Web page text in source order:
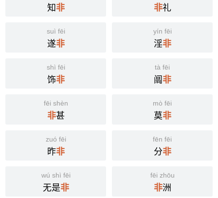
知非 非礼
suì fēi
遂非
yín fēi
淫非
shì fēi
饰非
tà fēi
阘非
fēi shèn
非甚
mò fēi
莫非
zuó fēi
昨非
fēn fēi
分非
wú shì fēi
无是非
fēi zhōu
非洲